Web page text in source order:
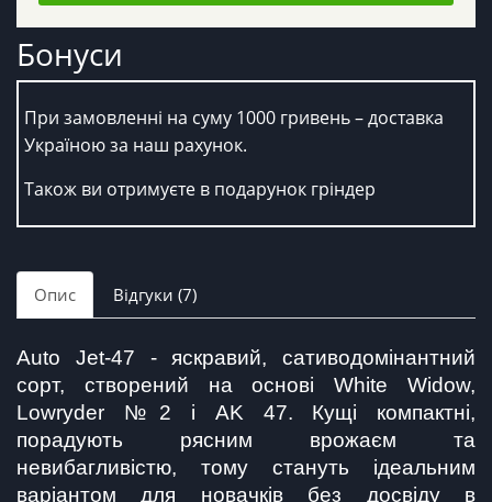
Бонуси
При замовленні на суму 1000 гривень – доставка
Україною за наш рахунок.
Також ви отримуєте в подарунок гріндер
Опис Відгуки (7)
Auto Jet-47 - яскравий, сативодомінантний
сорт, створений на основі White Widow,
Lowryder №2 і AK 47. Кущі компактні,
порадують рясним врожаєм та
невибагливістю, тому стануть ідеальним
варіантом для новачків без досвіду в